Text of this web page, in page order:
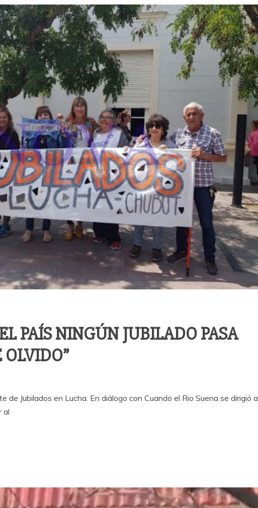
PAÍS NINGÚN JUBILADO PASA
OLVIDO”
de Jubilados en Lucha. En diálogo con Cuando el Rio Suena se dirigió a
al